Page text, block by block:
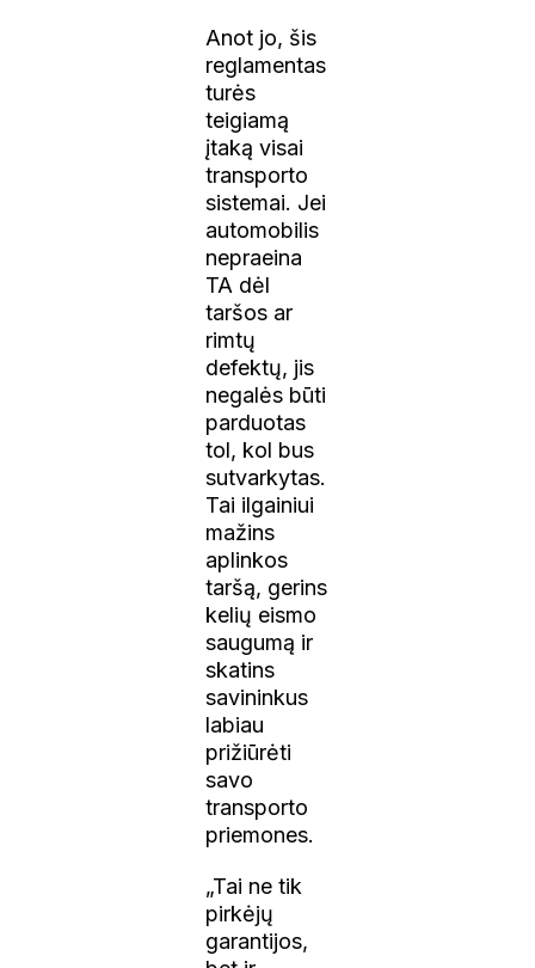
Anot jo, šis
reglamentas
turės
teigiamą
įtaką visai
transporto
sistemai. Jei
automobilis
nepraeina
TA dėl
taršos ar
rimtų
defektų, jis
negalės būti
parduotas
tol, kol bus
sutvarkytas.
Tai ilgainiui
mažins
aplinkos
taršą, gerins
kelių eismo
saugumą ir
skatins
savininkus
labiau
prižiūrėti
savo
transporto
priemones.
„Tai ne tik
pirkėjų
garantijos,